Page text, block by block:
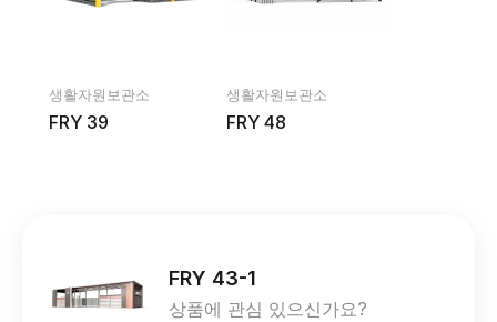
생활자원보관소
FRY 39
생활자원보관소
FRY 48
FRY 43-1
상품에 관심 있으신가요?